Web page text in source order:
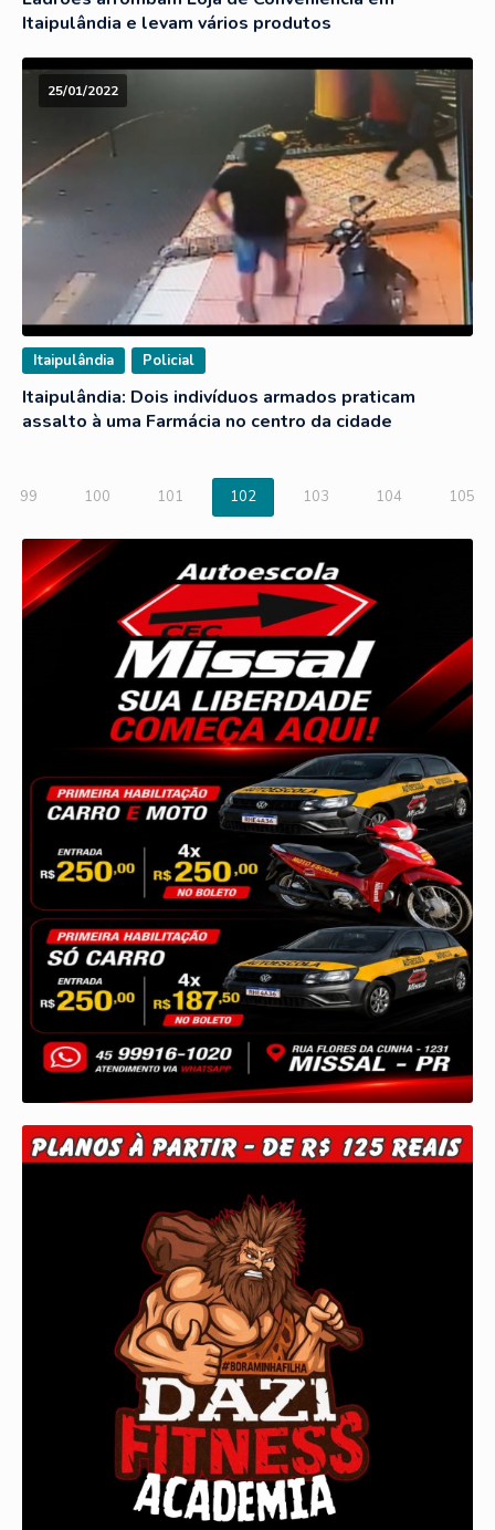
Itaipulândia e levam vários produtos
25/01/2022
Itaipulândia Policial
Itaipulândia: Dois indivíduos armados praticam
assalto à uma Farmácia no centro da cidade
99 100 101 102 103 104 105